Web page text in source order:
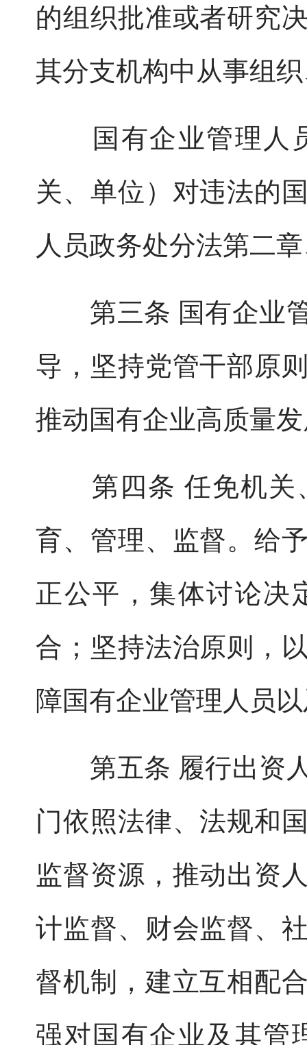
的组织批准或者研究
其分支机构中从事组
国有企业管理人员
关、单位）对违法的
人员政务处分法第二
第三条 国有企业管
导，坚持党管干部原
推动国有企业高质量
第四条 任免机关
育、管理、监督。给
正公平，集体讨论决
合；坚持法治原则，
障国有企业管理人员
第五条 履行出资人
门依照法律、法规和
监督资源，推动出资
计监督、财会监督、
督机制，建立互相配
强对国有企业及其管